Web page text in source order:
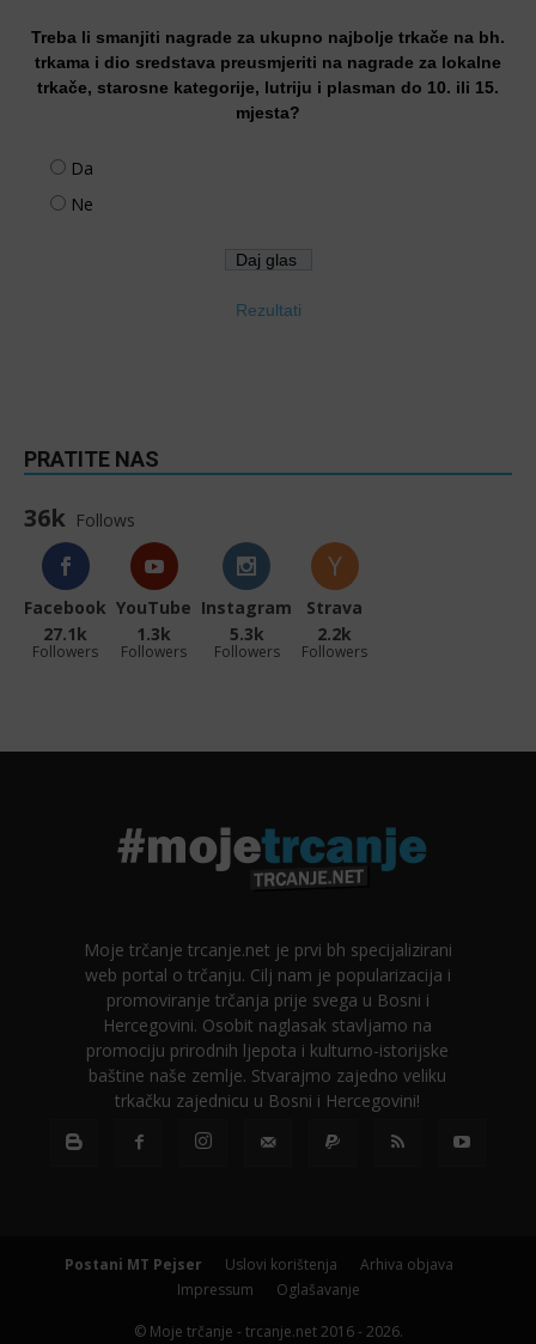
Treba li smanjiti nagrade za ukupno najbolje trkače na bh.
trkama i dio sredstava preusmjeriti na nagrade za lokalne
trkače, starosne kategorije, lutriju i plasman do 10. ili 15.
mjesta?
Da
Ne
Rezultati
PRATITE NAS
36k Follows
Facebook
27.1k
Followers
YouTube
1.3k
Followers
Instagram
5.3k
Followers
Strava
2.2k
Followers
Moje trčanje trcanje.net je prvi bh specijalizirani
web portal o trčanju. Cilj nam je popularizacija i
promoviranje trčanja prije svega u Bosni i
Hercegovini. Osobit naglasak stavljamo na
promociju prirodnih ljepota i kulturno-istorijske
baštine naše zemlje. Stvarajmo zajedno veliku
trkačku zajednicu u Bosni i Hercegovini!
Postani MT Pejser Uslovi korištenja
Arhiva objava
Impressum
Oglašavanje
© Moje trčanje - trcanje.net 2016 - 2026.